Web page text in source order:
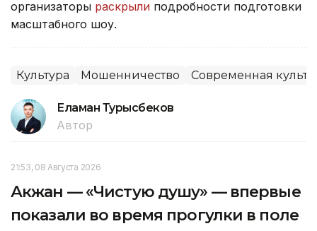
организаторы раскрыли подробности подготовки
масштабного шоу.
Культура Мошенничество Современная
Еламан Турысбеков
Автор
21:53, 08 Августа 2026
Акжан — «Чистую душу» — впервые
показали во время прогулки в поле